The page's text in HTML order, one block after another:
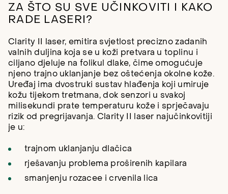
ZA ŠTO SU SVE UČINKOVITI I KAKO
RADE LASERI?
Clarity II laser, emitira svjetlost precizno zadanih
valnih duljina koja se u koži pretvara u toplinu i
ciljano djeluje na folikul dlake, čime omogućuje
njeno trajno uklanjanje bez oštećenja okolne kože.
Uređaj ima dvostruki sustav hlađenja koji umiruje
kožu tijekom tretmana, dok senzori u svakoj
milisekundi prate temperaturu kože i sprječavaju
rizik od pregrijavanja. Clarity II laser najučinkovitiji
je u:
trajnom uklanjanju dlačica
rješavanju problema proširenih kapilara
smanjenju rozacee i crvenila lica